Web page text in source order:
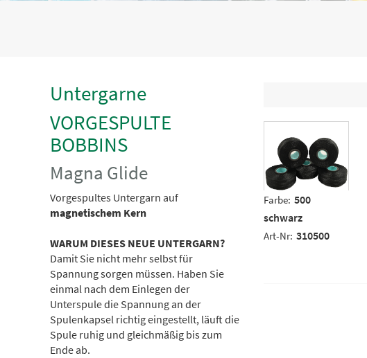
Untergarne
VORGESPULTE
BOBBINS
Magna Glide
Vorgespultes Untergarn auf
magnetischem Kern
WARUM DIESES NEUE UNTERGARN?
Damit Sie nicht mehr selbst für
Spannung sorgen müssen. Haben Sie
einmal nach dem Einlegen der
Unterspule die Spannung an der
Spulenkapsel richtig eingestellt, läuft die
Spule ruhig und gleichmäßig bis zum
Ende ab.
Farbe: 500
schwarz
Art-Nr: 310500